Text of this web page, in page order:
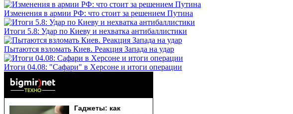
Изменения в армии РФ: что стоит за решением Путина
Итоги 5.8: Удар по Киеву и нехватка антибаллистики
Пытаются взломать Киев. Реакция Запада на удар
Итоги 04.08: "Сафари" в Херсоне и итоги операции